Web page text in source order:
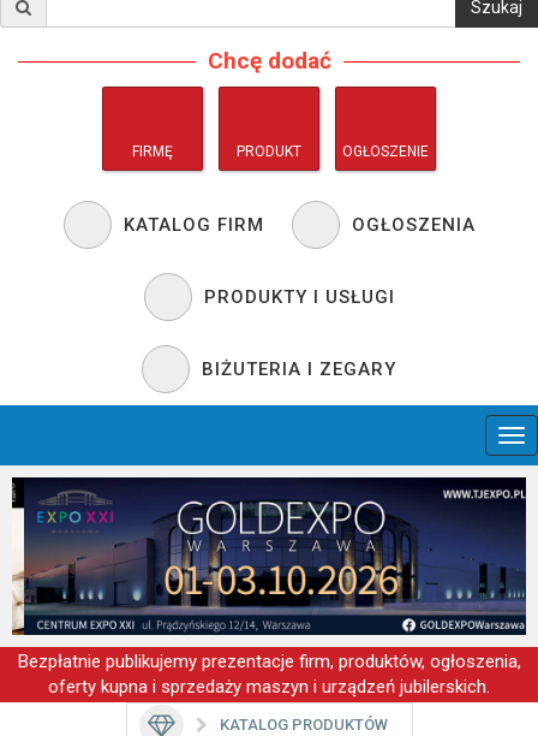
Chcę dodać
FIRMĘ PRODUKT OGŁOSZENIE
KATALOG FIRM OGŁOSZENIA
PRODUKTY I USŁUGI
BIŻUTERIA I ZEGARY
Bezpłatnie publikujemy prezentacje firm, produktów, ogłoszenia,
oferty kupna i sprzedaży maszyn i urządzeń jubilerskich.
KATALOG PRODUKTÓW